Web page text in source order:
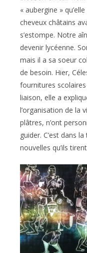
« aubergine »
cheveux châtains
s’estompe. Notre
devenir lycéenne.
mais il a sa soeur
de besoin. Hier,
fournitures scolaires
liaison, elle a
l’organisation de la
plâtres, n’ont
guider. C’est dans
nouvelles qu’ils